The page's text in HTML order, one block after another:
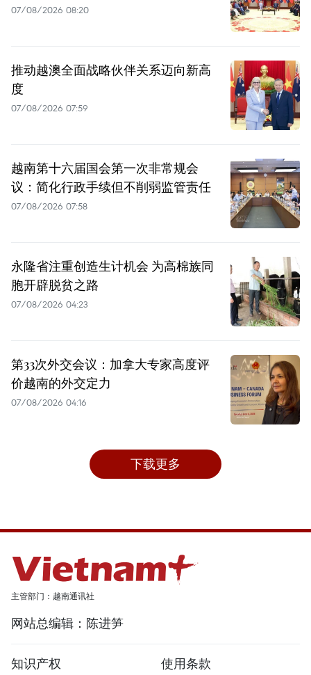
07/08/2026 08:20
推动越澳全面战略伙伴关系迈向新高
度
07/08/2026 07:59
越南第十六届国会第一次非常规会
议：简化行政手续但不削弱监管责任
07/08/2026 07:58
永隆省注重创造生计机会 为高棉族同
胞开辟脱贫之路
07/08/2026 04:23
第33次外交会议：加拿大专家高度评
价越南的外交定力
07/08/2026 04:16
下载更多
主管部门：越南通讯社
网站总编辑：陈进笋
知识产权 使用条款